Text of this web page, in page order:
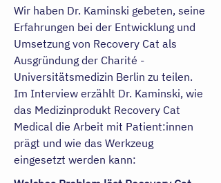
Wir haben Dr. Kaminski gebeten, seine
Erfahrungen bei der Entwicklung und
Umsetzung von Recovery Cat als
Ausgründung der Charité -
Universitätsmedizin Berlin zu teilen.
Im Interview erzählt Dr. Kaminski, wie
das Medizinprodukt Recovery Cat
Medical die Arbeit mit Patient:innen
prägt und wie das Werkzeug
eingesetzt werden kann: